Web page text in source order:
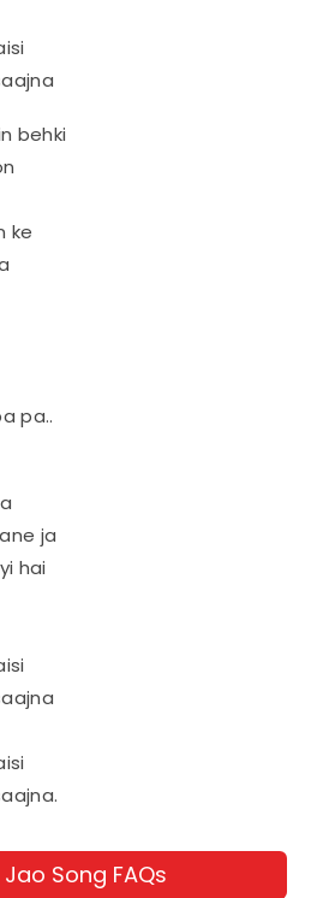
behki
ke
pa..
ja
hai
Song FAQs